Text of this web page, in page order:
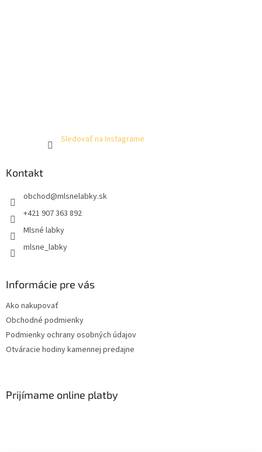
Sledovať na Instagrame
Kontakt
obchod@mlsnelabky.sk
+421 907 363 892
Mlsné labky
mlsne_labky
Informácie pre vás
Ako nakupovať
Obchodné podmienky
Podmienky ochrany osobných údajov
Otváracie hodiny kamennej predajne
Prijímame online platby